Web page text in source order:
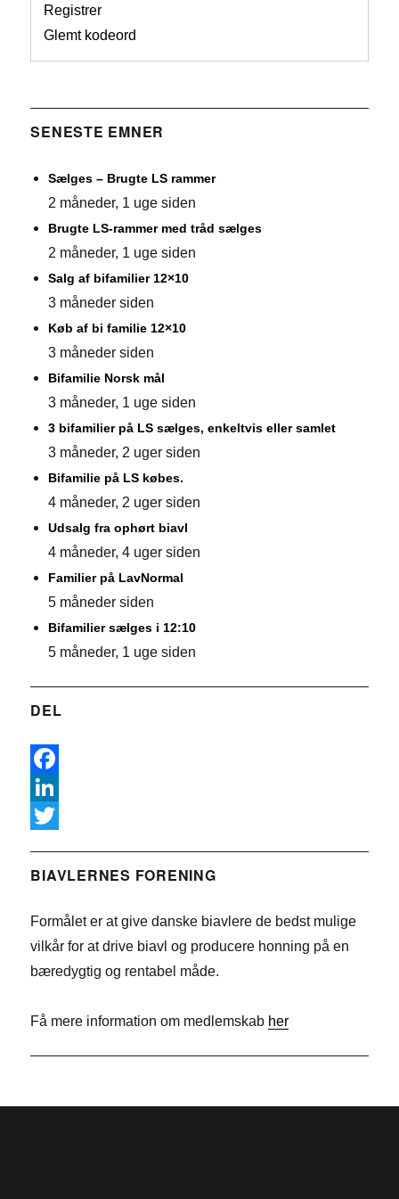
Registrer
Glemt kodeord
SENESTE EMNER
Sælges – Brugte LS rammer
2 måneder, 1 uge siden
Brugte LS-rammer med tråd sælges
2 måneder, 1 uge siden
Salg af bifamilier 12×10
3 måneder siden
Køb af bi familie 12×10
3 måneder siden
Bifamilie Norsk mål
3 måneder, 1 uge siden
3 bifamilier på LS sælges, enkeltvis eller samlet
3 måneder, 2 uger siden
Bifamilie på LS købes.
4 måneder, 2 uger siden
Udsalg fra ophørt biavl
4 måneder, 4 uger siden
Familier på LavNormal
5 måneder siden
Bifamilier sælges i 12:10
5 måneder, 1 uge siden
DEL
F
a
e
o
L
n
e
n
w
t
r
BIAVLERNES FORENING
Formålet er at give danske biavlere de bedst mulige
vilkår for at drive biavl og producere honning på en
bæredygtig og rentabel måde.
Få mere information om medlemskab her